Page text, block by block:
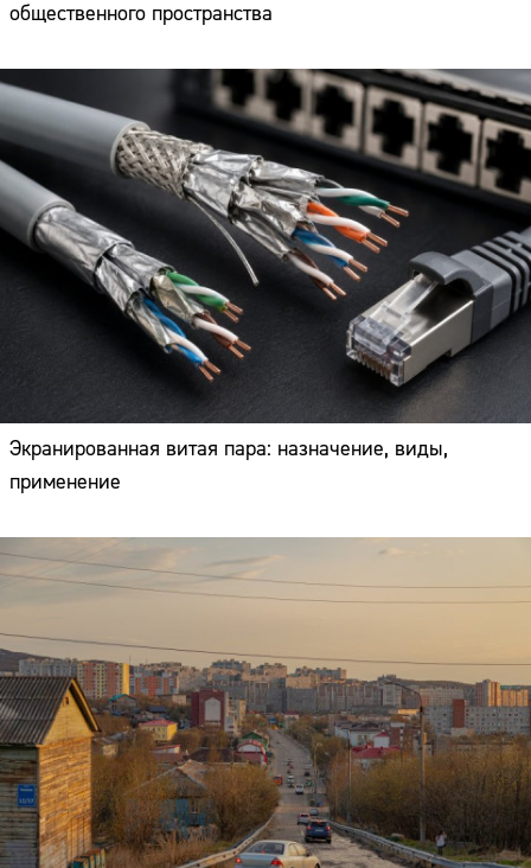
общественного пространства
Экранированная витая пара: назначение, виды,
применение